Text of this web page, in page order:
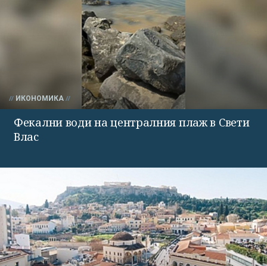
ИКОНОМИКА
Фекални води на централния плаж в Свети
Влас